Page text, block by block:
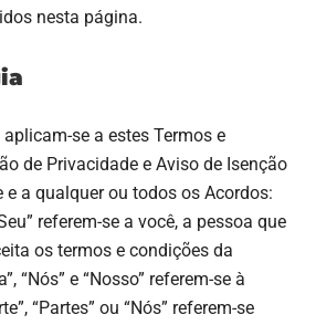
nesta página.
se a estes Termos e
de Privacidade e Aviso de Isenção
e a qualquer ou todos os Acordos:
referem-se a você, a pessoa que
os termos e condições da
“Nós” e “Nosso” referem-se à
“Partes” ou “Nós” referem-se